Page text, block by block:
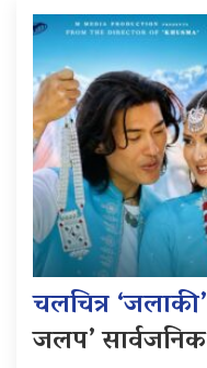
चलचित्र ‘जलाकी’
जलप’ सार्वजनिक